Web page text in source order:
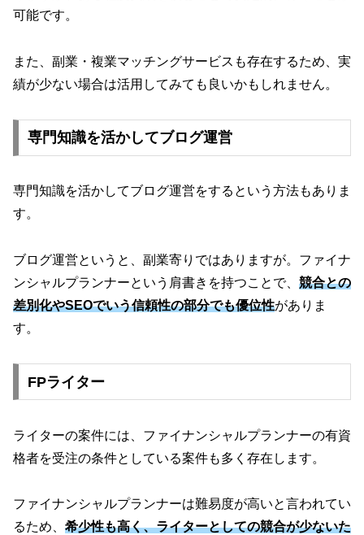
可能です。
また、副業・複業マッチングサービスも存在するため、実
績が少ない場合は活用してみても良いかもしれません。
専門知識を活かしてブログ運営
専門知識を活かしてブログ運営をするという方法もありま
す。
ブログ運営というと、副業寄りではありますが。ファイナ
ンシャルプランナーという肩書きを持つことで、 競合との
差別化やSEOでいう信頼性の部分でも優位性がありま
す。
FPライター
ライターの案件には、ファイナンシャルプランナーの有資
格者を受注の条件としている案件も多く存在します。
ファイナンシャルプランナーは難易度が高いと言われてい
るため、 希少性も高く、ライターとしての競合が少ないた